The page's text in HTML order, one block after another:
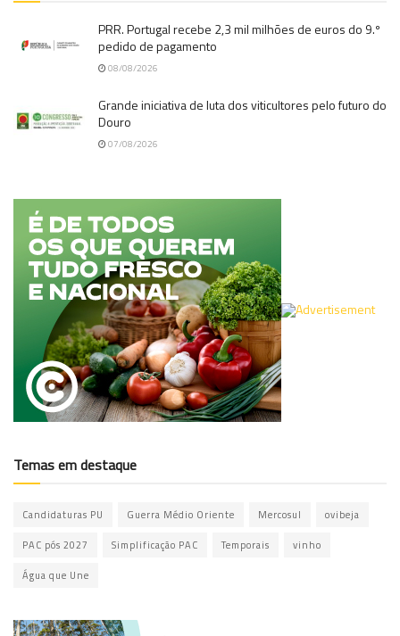
PRR. Portugal recebe 2,3 mil milhões de euros do 9.º
pedido de pagamento
08/08/2026
Grande iniciativa de luta dos viticultores pelo futuro do
Douro
07/08/2026
Temas em destaque
Candidaturas PU Guerra Médio Oriente Mercosul ovibeja
PAC pós 2027 Simplificação PAC Temporais vinho
Água que Une